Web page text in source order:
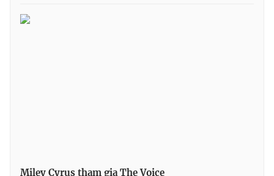
VTV Sức khoẻ
Liên hệ tòa soạn English
Miley Cyrus tham gia The Voice